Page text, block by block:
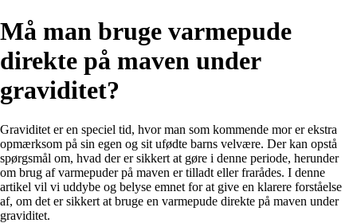
Må man bruge varmepude
direkte på maven under
graviditet?
Graviditet er en speciel tid, hvor man som kommende mor er ekstra
opmærksom på sin egen og sit ufødte barns velvære. Der kan opstå
spørgsmål om, hvad der er sikkert at gøre i denne periode, herunder
om brug af varmepuder på maven er tilladt eller frarådes. I denne
artikel vil vi uddybe og belyse emnet for at give en klarere forståelse
af, om det er sikkert at bruge en varmepude direkte på maven under
graviditet.